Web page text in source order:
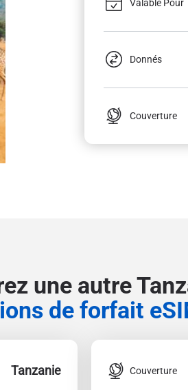
Valable Pour
Donnés
Couverture
une autre
de forfait
Tanzanie Couverture